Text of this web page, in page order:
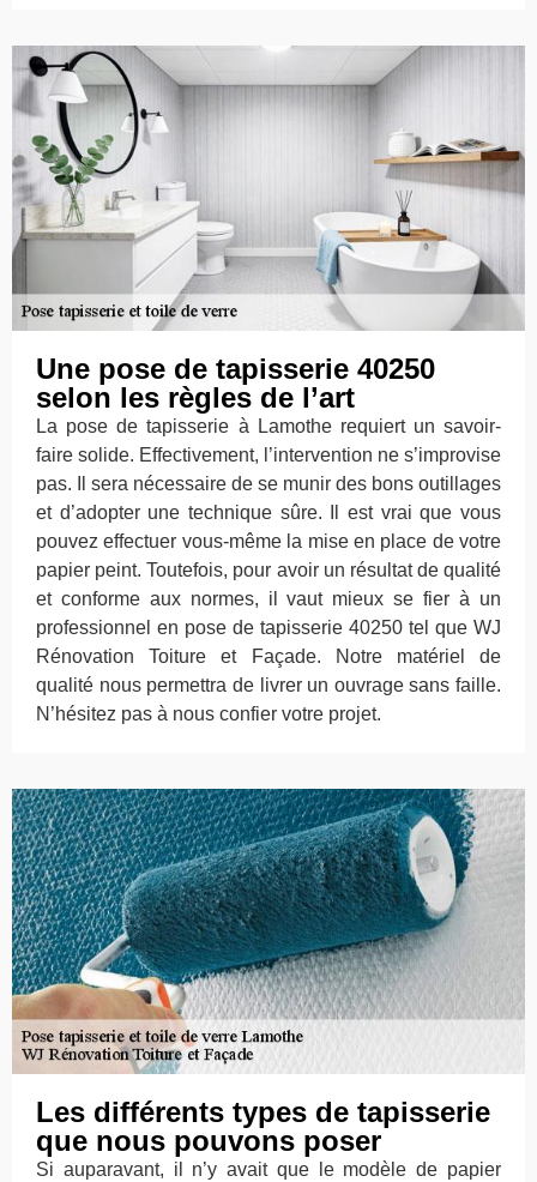
Une pose de tapisserie 40250
selon les règles de l’art
La pose de tapisserie à Lamothe requiert un savoir-
faire solide. Effectivement, l’intervention ne s’improvise
pas. Il sera nécessaire de se munir des bons outillages
et d’adopter une technique sûre. Il est vrai que vous
pouvez effectuer vous-même la mise en place de votre
papier peint. Toutefois, pour avoir un résultat de qualité
et conforme aux normes, il vaut mieux se fier à un
professionnel en pose de tapisserie 40250 tel que WJ
Rénovation Toiture et Façade. Notre matériel de
qualité nous permettra de livrer un ouvrage sans faille.
N’hésitez pas à nous confier votre projet.
Les différents types de tapisserie
que nous pouvons poser
Si auparavant, il n’y avait que le modèle de papier